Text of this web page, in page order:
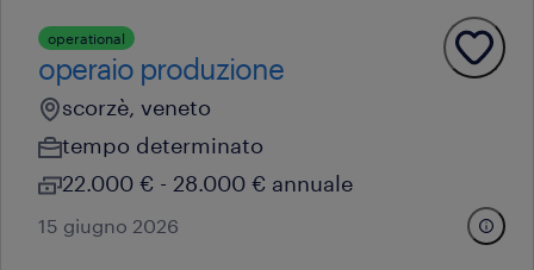
operational
operaio produzione
scorzè, veneto
tempo determinato
22.000 € - 28.000 € annuale
15 giugno 2026